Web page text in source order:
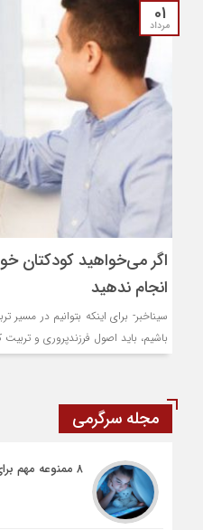
01
مرداد
انجام ندهید
سیناخبر- برای اینکه بتوانیم در مسیر
باشیم، باید اصول فرزندپروری و
مجله سرگرمی
۸ ممنوعه مهم برای کودکان قبل از خواب